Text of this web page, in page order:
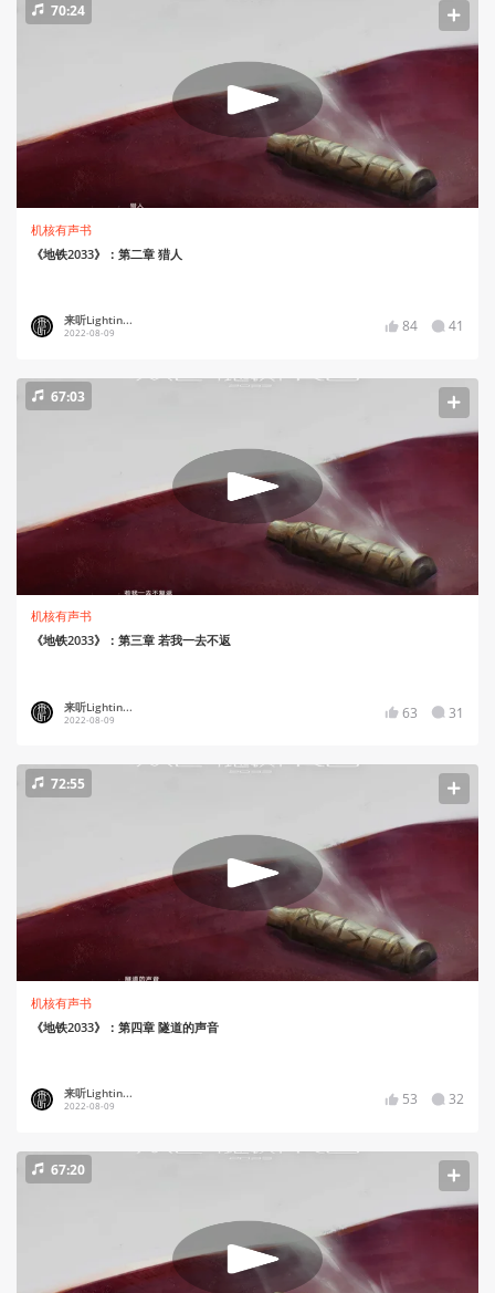
70:24
机核有声书
《地铁2033》：第二章 猎人
来听Lightin...
2022-08-09 84 41
67:03
机核有声书
《地铁2033》：第三章 若我一去不返
来听Lightin...
2022-08-09 63 31
72:55
机核有声书
《地铁2033》：第四章 隧道的声音
来听Lightin...
2022-08-09 53 32
67:20